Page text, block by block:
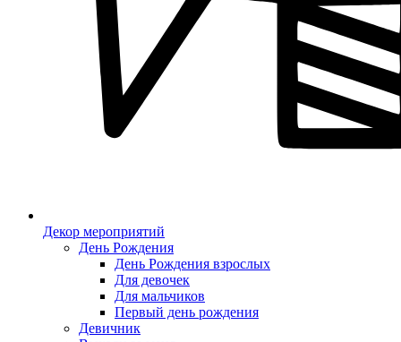
Декор мероприятий
День Рождения
День Рождения взрослых
Для девочек
Для мальчиков
Первый день рождения
Девичник